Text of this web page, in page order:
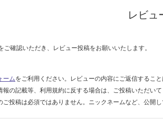
レビュ
ご確認いただき、レビュー投稿をお願いいたします。
ームをご利用ください。レビューの内容にご返信すること
の記載等、利用規約に反する場合は、ご投稿いただいて
投稿は必須ではありません。ニックネームなど、公開